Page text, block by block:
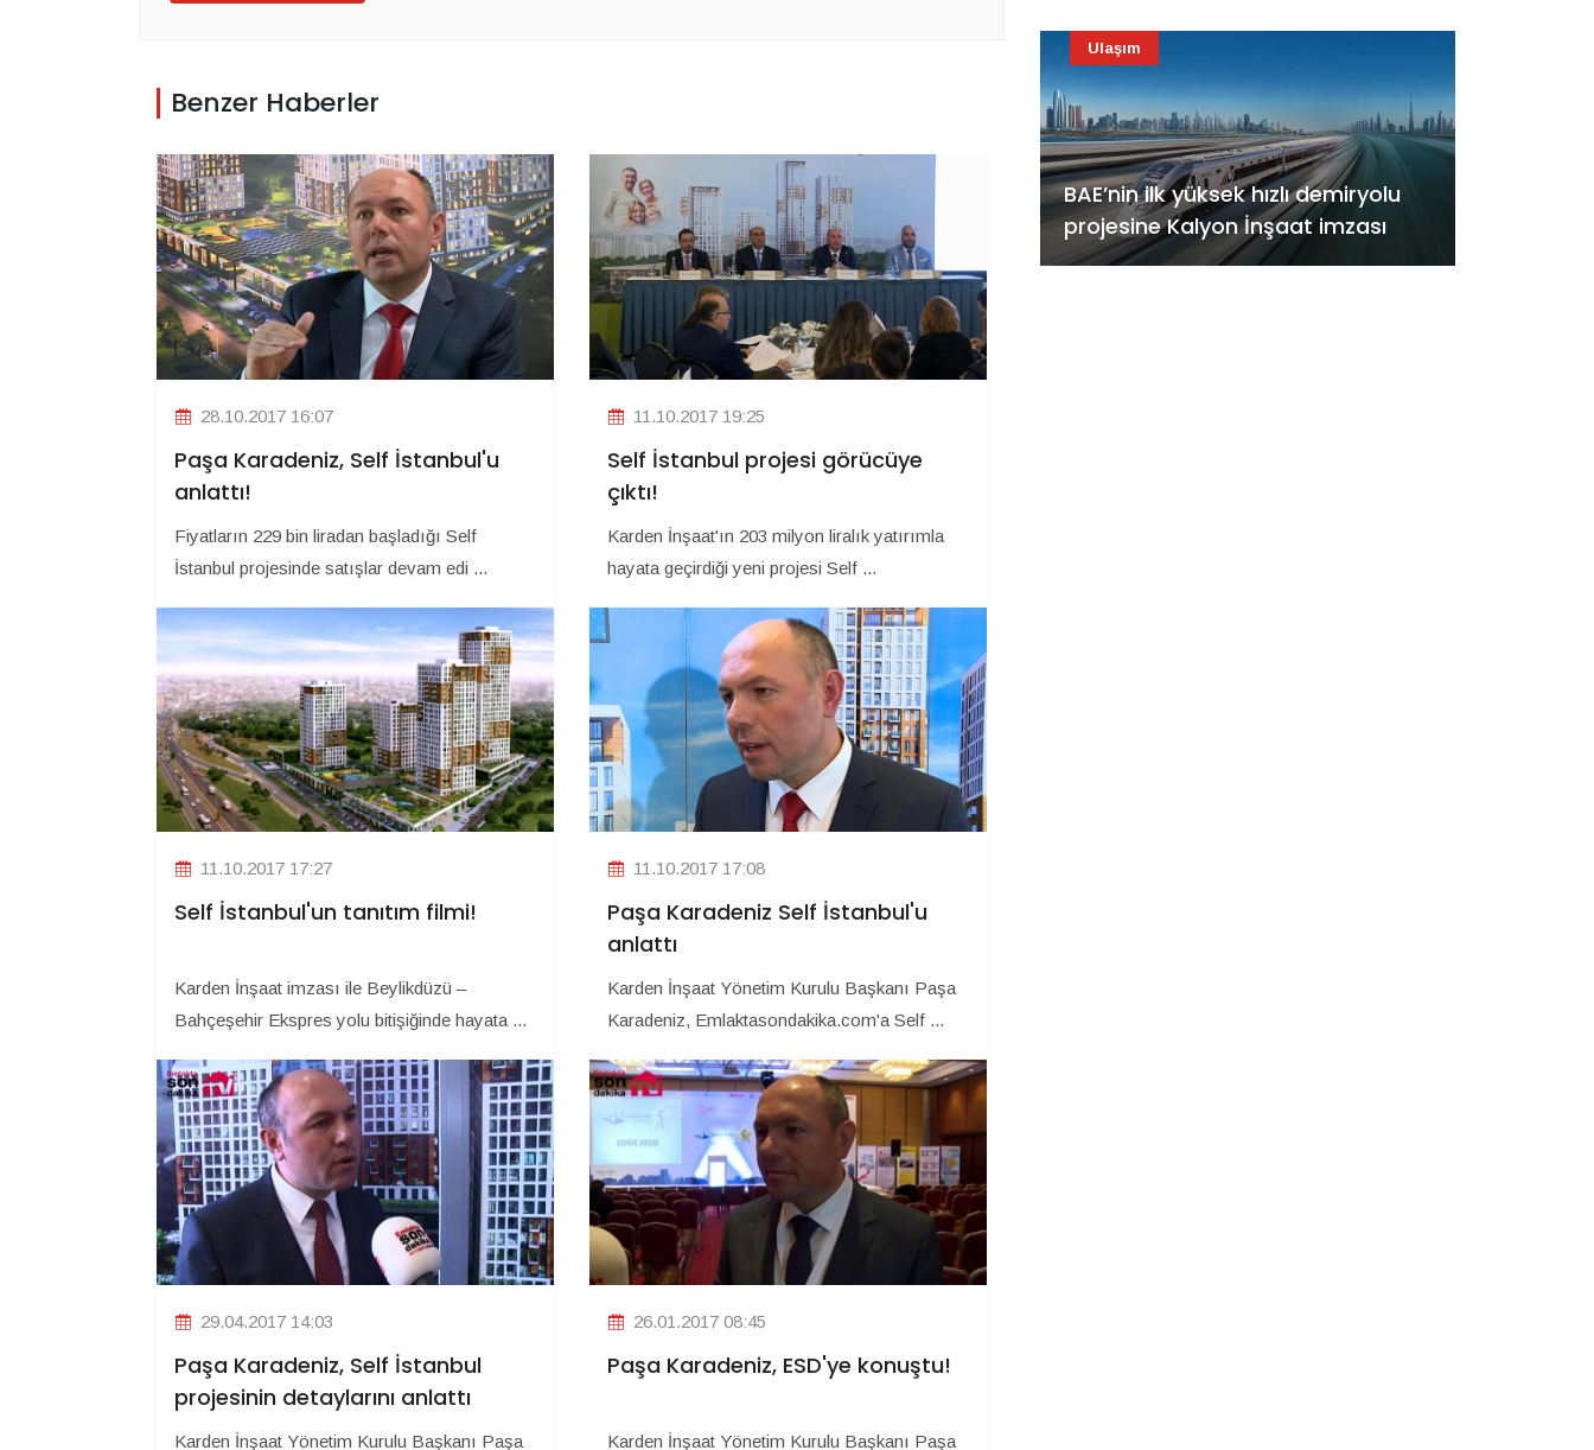
Benzer Haberler
28.10.2017 16:07
Paşa Karadeniz, Self İstanbul'u
anlattı!
Fiyatların 229 bin liradan başladığı Self
İstanbul projesinde satışlar devam edi ...
11.10.2017 19:25
Self İstanbul projesi görücüye
çıktı!
Karden İnşaat'ın 203 milyon liralık yatırımla
hayata geçirdiği yeni projesi Self ...
11.10.2017 17:27
Self İstanbul'un tanıtım filmi!
Karden İnşaat imzası ile Beylikdüzü –
Bahçeşehir Ekspres yolu bitişiğinde hayata ...
11.10.2017 17:08
Paşa Karadeniz Self İstanbul'u
anlattı
Karden İnşaat Yönetim Kurulu Başkanı Paşa
Karadeniz, Emlaktasondakika.com'a Self ...
29.04.2017 14:03
Paşa Karadeniz, Self İstanbul
projesinin detaylarını anlattı
Karden İnşaat Yönetim Kurulu Başkanı Paşa
26.01.2017 08:45
Paşa Karadeniz, ESD'ye konuştu!
Karden İnşaat Yönetim Kurulu Başkanı Paşa
BAE’nin ilk yüksek hızlı demiryolu
projesine Kalyon İnşaat imzası
Ulaşım